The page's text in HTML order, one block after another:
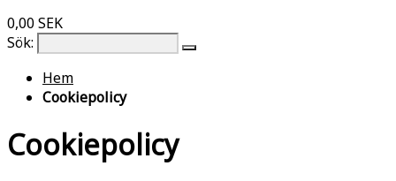
0,00 SEK
Sök:
Hem
Cookiepolicy
Cookiepolicy